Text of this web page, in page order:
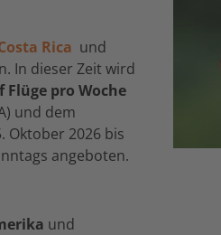
Rica und
In dieser Zeit wird
Flüge pro Woche
und dem
Oktober 2026 bis
angeboten.
und